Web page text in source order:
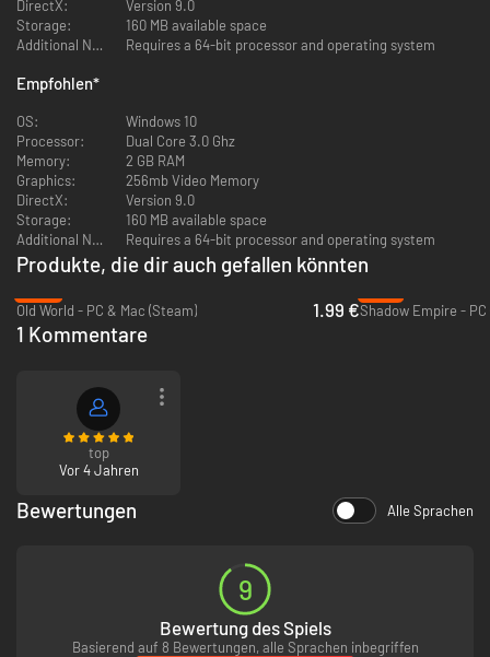
Stämme lebt woanders auf dem Quadrat hat ganz eigene Merkmale,
Stärken und Schwächen. Als Spieler schlüpfst du in die Rolle des
Anführers eines dieser Stämme und versuchst im Wettkampf mit
anderen Stämmen deine Zivilisation aufzubauen.
Wählst du die Xin-Xi, die reservierten und zugleich abenteuerlustigen
Traditionalisten, die Veränderungen und Fremde nicht mögen? Vielleicht
ja die Hoodrick, die Bogenschießen, die Natur sowie Pilze lieben und für
ihre Backkunst berühmt sind! Oder die Bardur, deren Lieblingsort die
ein köstlicher Mix aus Tannennadeln, heißem Wasser und Kaninchenfett.
Leeeecker!
Schwerter zu schärfen und auf dem Kithkga-Friedhof Urlaub zu machen.
Mit denen will man es sich wirklich nicht verscherzen.
DirectX:
Version 9.0
Storage:
160 MB available space
Additional Notes:
Requires a 64-bit processor and operating system
Empfohlen*
OS:
Windows 10
Processor:
Dual Core 3.0 Ghz
Memory:
2 GB RAM
Graphics:
256mb Video Memory
DirectX:
Version 9.0
Storage:
160 MB available space
Additional Notes:
Requires a 64-bit processor and operating system
Produkte, die dir auch gefallen könnten
Old World - PC & Mac (Steam)
1.99 €Shadow Empire - PC
1 Kommentare
top
Vor 4 Jahren
Bewertungen Alle Sprachen
9
Bewertung des Spiels
Basierend auf 8 Bewertungen, alle Sprachen inbegriffen